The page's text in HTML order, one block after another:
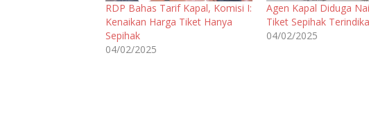
RDP Bahas Tarif Kapal, Komisi I:
Kenaikan Harga Tiket Hanya
Sepihak
04/02/2025
Agen Kapal Diduga
Tiket Sepihak
04/02/2025